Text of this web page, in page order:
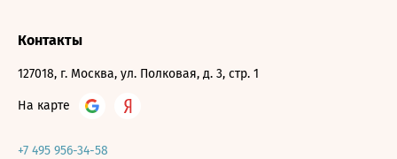
Контакты
127018, г. Москва, ул. Полковая, д. 3, стр. 1
На карте
+7 495 956-34-58